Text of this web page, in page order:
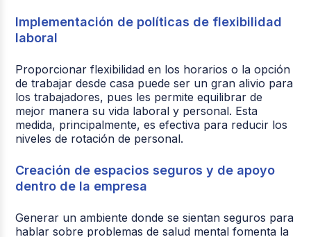
Implementación de políticas de flexibilidad
laboral
Proporcionar flexibilidad en los horarios o la opción
de trabajar desde casa puede ser un gran alivio para
los trabajadores, pues les permite equilibrar de
mejor manera su vida laboral y personal. Esta
medida, principalmente, es efectiva para reducir los
niveles de rotación de personal.
Creación de espacios seguros y de apoyo
dentro de la empresa
Generar un ambiente donde se sientan seguros para
hablar sobre problemas de salud mental fomenta la